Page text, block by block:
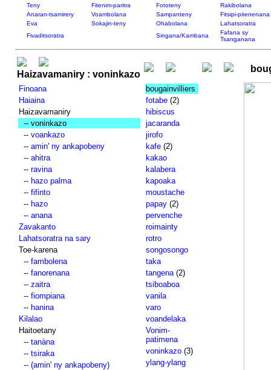
Teny Fitenim-paritra Fototeny
Rakibolana
Anaran-tsamirery
Voambolana Sampanteny
Fitsipi-pitenenana
Eva
Sokajin-teny Ohabolana
Lahatsoratra
Fivaditsoratra
Singana/Kambana
Fafana sy
Tsanganana
Haizavamaniry : voninkazo
Finoana
Haiaina
Haizavamaniry
-- voninkazo
-- voankazo
-- amin' ny ankapobeny
-- ahitra
-- ravina
-- hazo palma
-- fifinto
-- hazo
-- anana
Zavakanto
Lahatsoratra na sary
Toe-karena
-- fambolena
-- fanorenana
-- zaitra
-- fiompiana
-- hanina
Kilalao
Haitoetany
-- tanàna
-- tsiraka
-- (amin' ny ankapobeny)
bougainvilliers
fotabe (2)
hibiscus
jacaranda
jirofo
kafe (2)
kakao
kalabera
kapoaka
moustache
papay (2)
pervenche
roimainty
rotro
songosongo
taka
tangena (2)
tsiboaboa
vanila
varo
voandelaka
Vonim-
patimena
voninkazo (3)
ylang-ylang